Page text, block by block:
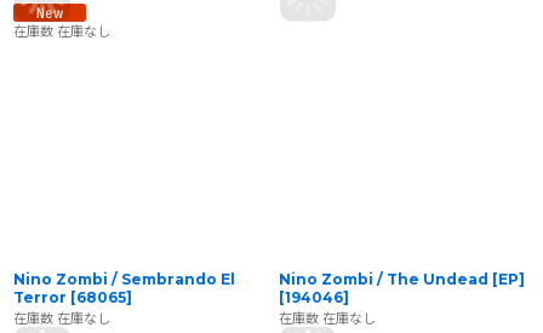
在庫数 在庫なし
Nino Zombi / Sembrando El
Terror [68065]
在庫数 在庫なし
Nino Zombi / The Undead [EP]
[194046]
在庫数 在庫なし